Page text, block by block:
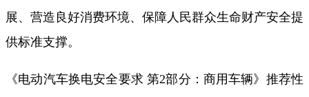
展、营造良好消费环境、保障人民群众生命财产安全提
供标准支撑。
《电动汽车换电安全要求 第2部分：商用车辆》推荐性